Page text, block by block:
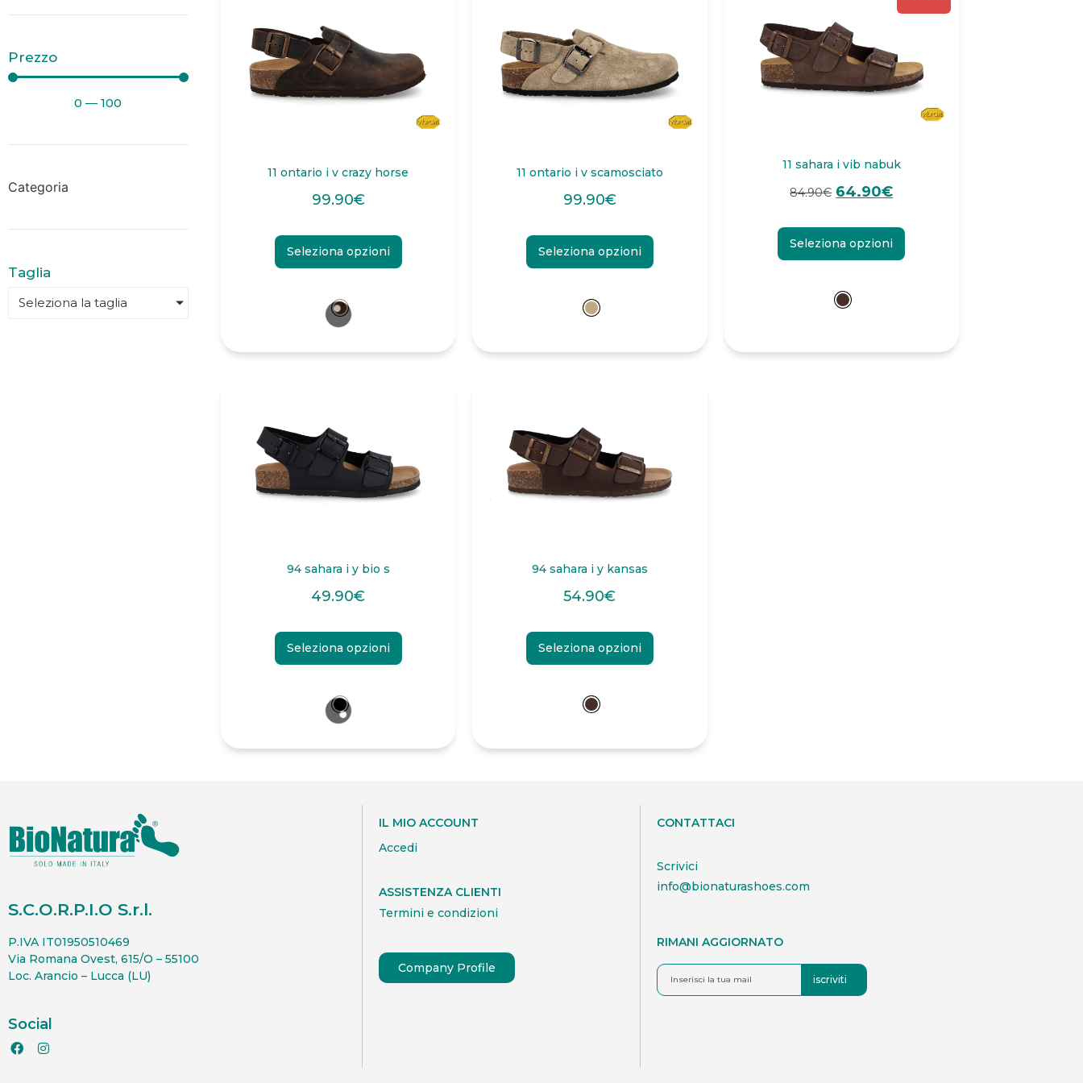
Prezzo
0 —100
Categoria
Taglia
Seleziona la taglia
11 ontario i v crazy horse
99.90€
Seleziona opzioni
11 ontario i v scamosciato
99.90€
Seleziona opzioni
11 sahara i vib nabuk
84.90€ 64.90€
Seleziona opzioni
94 sahara i y bio s
49.90€
Seleziona opzioni
94 sahara i y kansas
54.90€
Seleziona opzioni
S.C.O.R.P.I.O S.r.l.
P.IVA IT01950510469
Via Romana Ovest, 615/O – 55100
Loc. Arancio – Lucca (LU)
Social
IL MIO ACCOUNT
Accedi
ASSISTENZA CLIENTI
Termini e condizioni
Company Profile
CONTATTACI
Scrivici
info@bionaturashoes.com
RIMANI AGGIORNATO
iscriviti